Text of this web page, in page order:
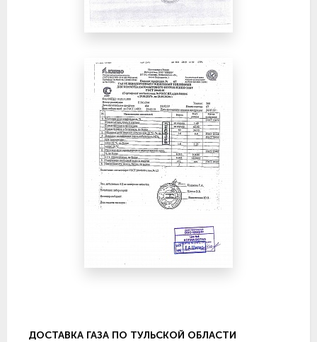
ДОСТАВКА ГАЗА ПО ТУЛЬСКОЙ ОБЛАСТИ